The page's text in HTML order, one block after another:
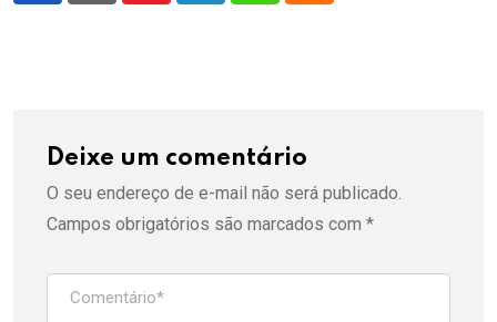
Deixe um comentário
O seu endereço de e-mail não será publicado.
Campos obrigatórios são marcados com *